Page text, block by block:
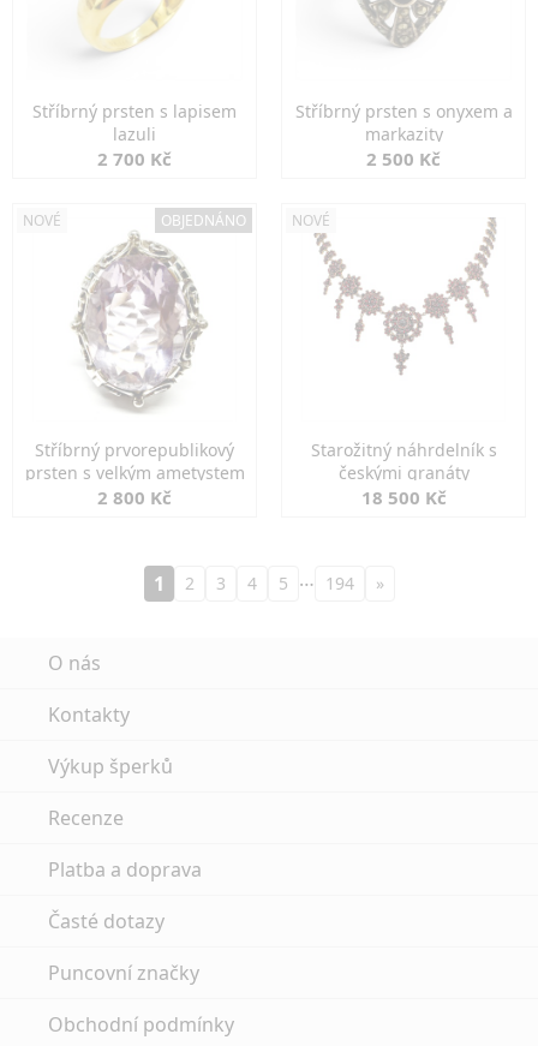
Stříbrný prsten s lapisem
lazuli
2 700 Kč
Stříbrný prsten s onyxem a
markazity
2 500 Kč
NOVÉ OBJEDNÁNO
Stříbrný prvorepublikový
prsten s velkým ametystem
2 800 Kč
NOVÉ
Starožitný náhrdelník s
českými granáty
18 500 Kč
1 2 3 4 5 … 194 »
O nás
Kontakty
Výkup šperků
Recenze
Platba a doprava
Časté dotazy
Puncovní značky
Obchodní podmínky